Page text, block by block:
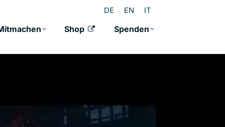
DE EN IT
Shop Spenden